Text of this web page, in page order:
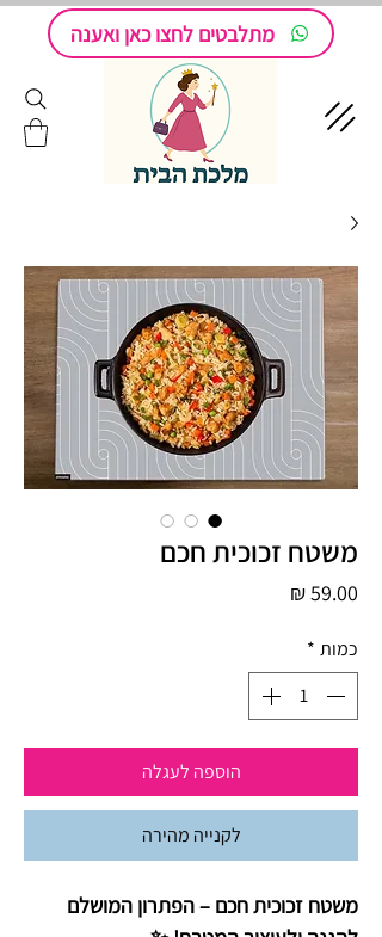
מתלבטים לחצו כאן ואענה
משטח זכוכית חכם
כמות *
הוספה לעגלה
לקנייה מהירה
משטח זכוכית חכם – הפתרון המושלם